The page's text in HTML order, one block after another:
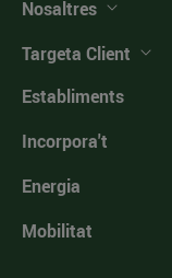
Nosaltres
Targeta Client
Establiments
Incorpora't
Energia
Mobilitat